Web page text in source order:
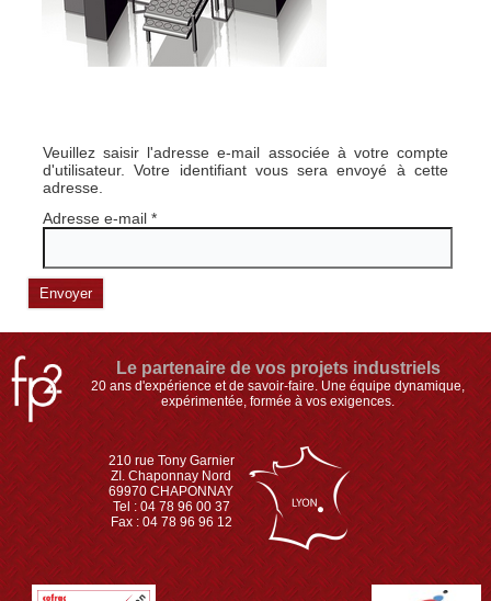
Veuillez saisir l'adresse e-mail associée à votre compte
d'utilisateur. Votre identifiant vous sera envoyé à cette
adresse.
Adresse e-mail*
Envoyer
Le partenaire de vos projets industriels
20 ans d'expérience et de savoir-faire. Une équipe dynamique,
expérimentée, formée à vos exigences.
210 rue Tony Garnier
ZI. Chaponnay Nord
69970 CHAPONNAY
Tel : 04 78 96 00 37
Fax : 04 78 96 96 12